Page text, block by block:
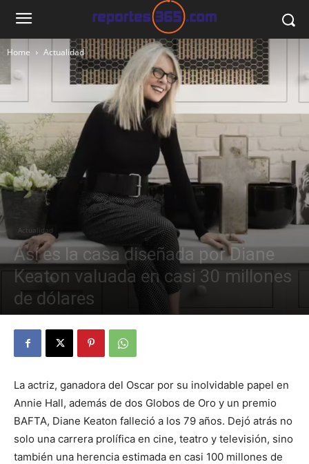
Home Actualidad
Actualidad
Así es la casa diseñada por Diane
Keaton valuada en casi 30 millones
de dólares
La actriz, ganadora del Oscar por su inolvidable papel en
Annie Hall, además de dos Globos de Oro y un premio
BAFTA, Diane Keaton falleció a los 79 años. Dejó atrás no
solo una carrera prolífica en cine, teatro y televisión, sino
también una herencia estimada en casi 100 millones de